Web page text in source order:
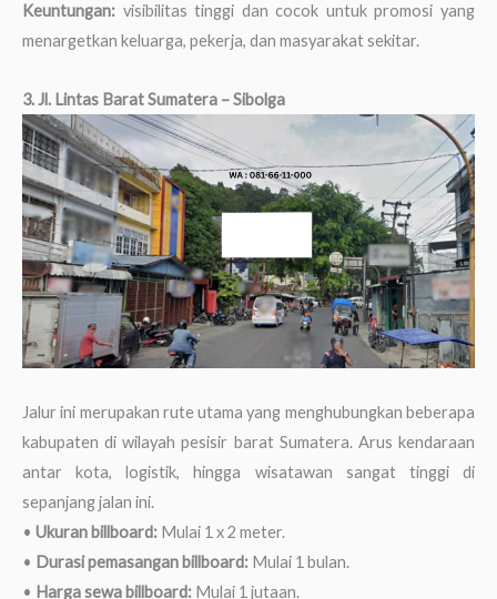
Keuntungan: visibilitas tinggi dan cocok untuk promosi yang
menargetkan keluarga, pekerja, dan masyarakat sekitar.
3. Jl. Lintas Barat Sumatera – Sibolga
Jalur ini merupakan rute utama yang menghubungkan beberapa
kabupaten di wilayah pesisir barat Sumatera. Arus kendaraan
antar kota, logistik, hingga wisatawan sangat tinggi di
sepanjang jalan ini.
• Ukuran billboard: Mulai 1 x 2 meter.
• Durasi pemasangan billboard: Mulai 1 bulan.
• Harga sewa billboard: Mulai 1 jutaan.